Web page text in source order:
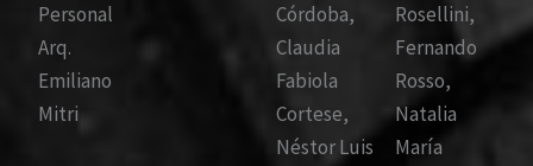
Personal
Arq.
Emiliano
Mitri
Córdoba,
Claudia
Fabiola
Cortese,
Néstor Luis
Rosellini,
Fernando
Rosso,
Natalia
María